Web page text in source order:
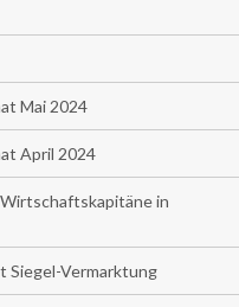
Mai 2024
April 2024
in
Siegel-Vermarktung